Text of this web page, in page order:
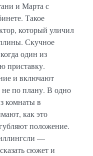
и Марта с
Такое
который уличил
Скучное
один из
приставку.
и включают
не по плану. В одно
комнаты в
как это
положение.
—
сюжет и